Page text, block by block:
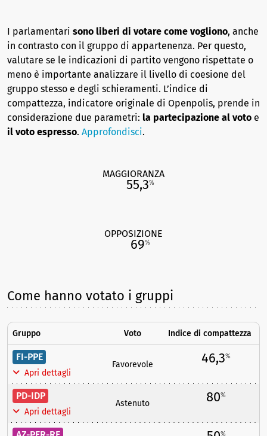
I parlamentari sono liberi di votare come vogliono, anche
in contrasto con il gruppo di appartenenza. Per questo,
valutare se le indicazioni di partito vengono rispettate o
meno è importante analizzare il livello di coesione del
gruppo stesso e degli schieramenti. L’indice di
compattezza, indicatore originale di Openpolis, prende in
considerazione due parametri: la partecipazione al voto e
il voto espresso. Approfondisci.
MAGGIORANZA
55,3%
OPPOSIZIONE
69%
Come hanno votato i gruppi
Gruppo Voto Indice di compattezza
FI-PPE
Apri dettagli
Favorevole 46,3%
PD-IDP
Apri dettagli
Astenuto 80%
%